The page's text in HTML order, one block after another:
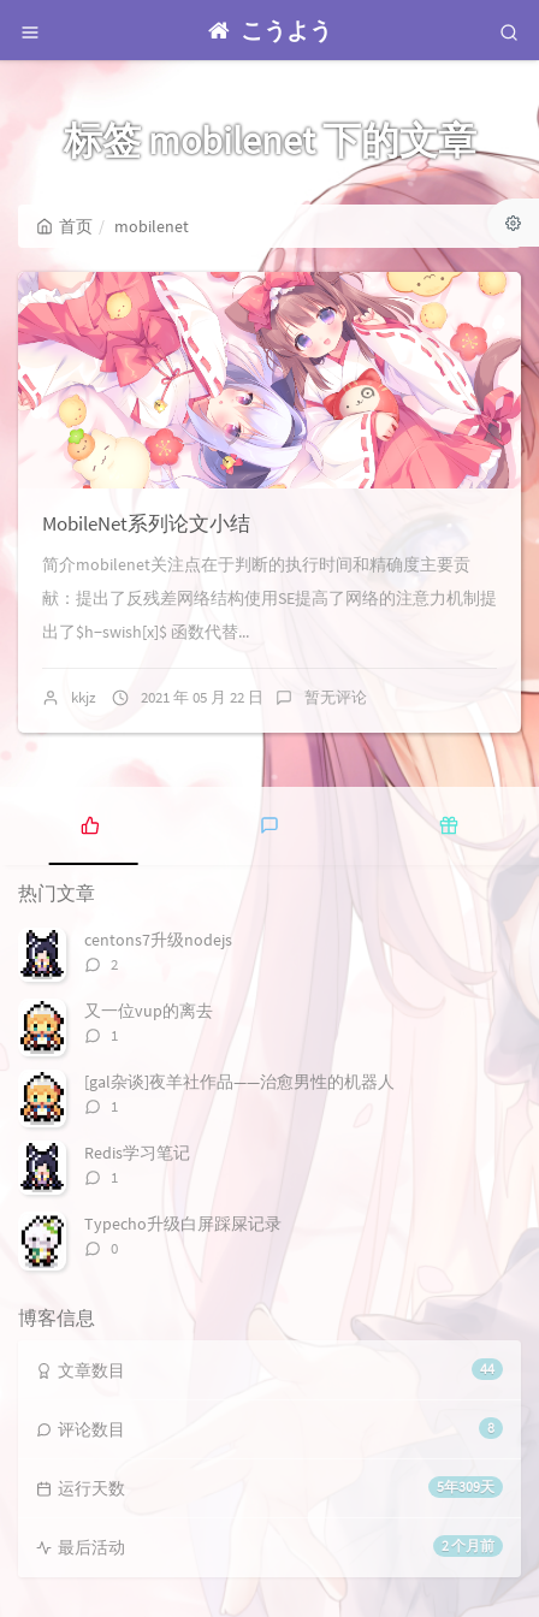
こうよう
标签 mobilenet 下的文章
首页 mobilenet
MobileNet系列论文小结
简介mobilenet关注点在于判断的执行时间和精确度主要贡
献：提出了反残差网络结构使用SE提高了网络的注意力机制提
出了$h−swish[x]$ 函数代替...
kkjz 2021 年 05 月 22 日 暂无评论
热
门
文
热门文章
centons7升级nodejs
评
数：
2
又一位vup的离去
评
数：
1
[gal杂谈]夜羊社作品——治愈男性的机器人
评
数：
1
Redis学习笔记
评
数：
1
Typecho升级白屏踩屎记录
评
0
博客信息
44
文章数目
8
评论数目
5年309天
运行天数
2 个月前
最后活动